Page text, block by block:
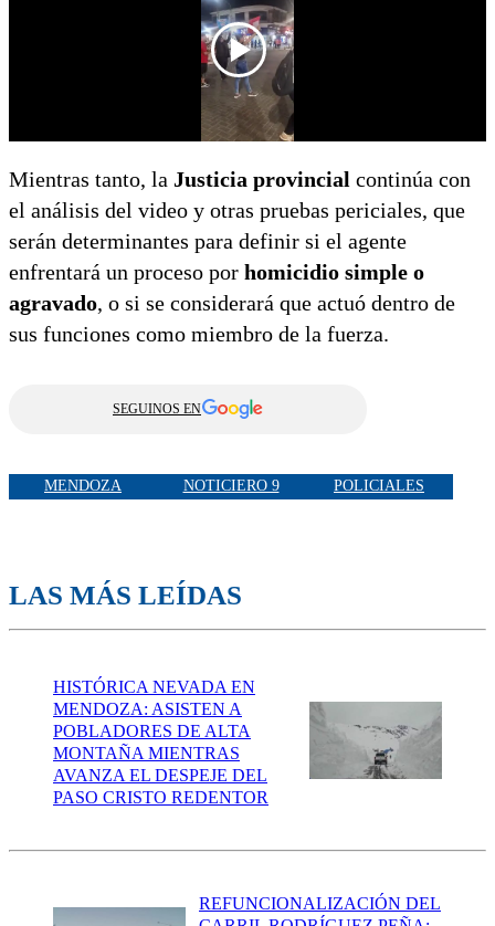
Mientras tanto, la Justicia provincial continúa con
el análisis del video y otras pruebas periciales, que
serán determinantes para definir si el agente
enfrentará un proceso por homicidio simple o
agravado, o si se considerará que actuó dentro de
sus funciones como miembro de la fuerza.
SEGUINOS EN
MENDOZA NOTICIERO 9 POLICIALES
LAS MÁS LEÍDAS
HISTÓRICA NEVADA EN
MENDOZA: ASISTEN A
POBLADORES DE ALTA
MONTAÑA MIENTRAS
AVANZA EL DESPEJE DEL
PASO CRISTO REDENTOR
REFUNCIONALIZACIÓN DEL